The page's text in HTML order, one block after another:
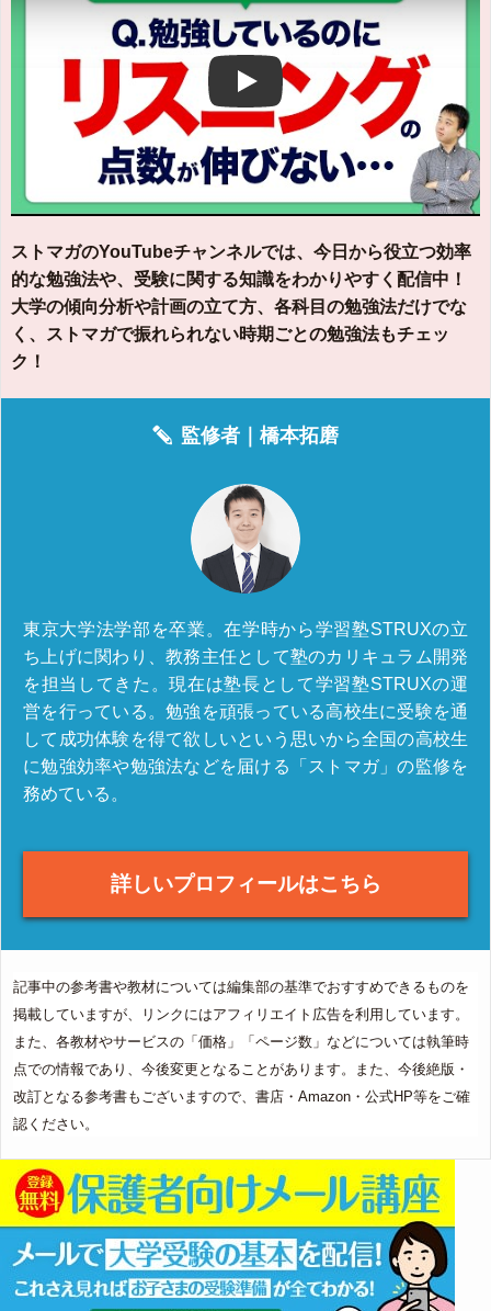
Play
ストマガのYouTubeチャンネルでは、今日から役立つ効率
的な勉強法や、受験に関する知識をわかりやすく配信中！
大学の傾向分析や計画の立て方、各科目の勉強法だけでな
く、ストマガで振れられない時期ごとの勉強法もチェッ
ク！
監修者｜橋本拓磨
東京大学法学部を卒業。在学時から学習塾STRUXの立
ち上げに関わり、教務主任として塾のカリキュラム開発
を担当してきた。現在は塾長として学習塾STRUXの運
営を行っている。勉強を頑張っている高校生に受験を通
して成功体験を得て欲しいという思いから全国の高校生
に勉強効率や勉強法などを届ける「ストマガ」の監修を
務めている。
詳しいプロフィールはこちら
記事中の参考書や教材については編集部の基準でおすすめできるものを
掲載していますが、リンクにはアフィリエイト広告を利用しています。
また、各教材やサービスの「価格」「ページ数」などについては執筆時
点での情報であり、今後変更となることがあります。また、今後絶版・
改訂となる参考書もございますので、書店・Amazon・公式HP等をご確
認ください。